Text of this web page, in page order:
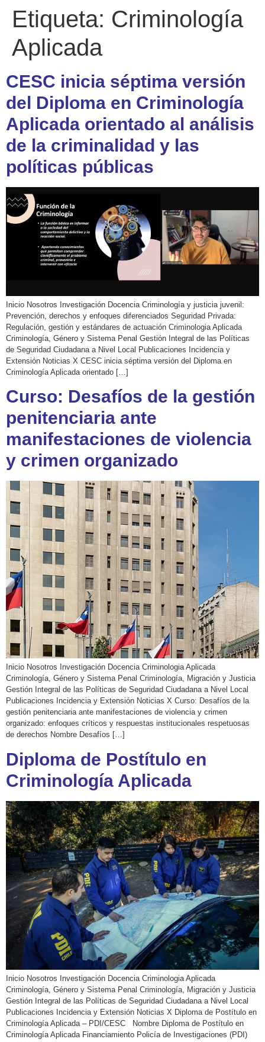
Etiqueta: Criminología
Aplicada
CESC inicia séptima versión
del Diploma en Criminología
Aplicada orientado al análisis
de la criminalidad y las
políticas públicas
Inicio Nosotros Investigación Docencia Criminología y justicia juvenil:
Prevención, derechos y enfoques diferenciados Seguridad Privada:
Regulación, gestión y estándares de actuación Criminologia Aplicada
Criminología, Género y Sistema Penal Gestión Integral de las Políticas
de Seguridad Ciudadana a Nivel Local Publicaciones Incidencia y
Extensión Noticias X CESC inicia séptima versión del Diploma en
Criminología Aplicada orientado […]
Curso: Desafíos de la gestión
penitenciaria ante
manifestaciones de violencia
y crimen organizado
Inicio Nosotros Investigación Docencia Criminologia Aplicada
Criminología, Género y Sistema Penal Criminología, Migración y Justicia
Gestión Integral de las Políticas de Seguridad Ciudadana a Nivel Local
Publicaciones Incidencia y Extensión Noticias X Curso: Desafíos de la
gestión penitenciaria ante manifestaciones de violencia y crimen
organizado: enfoques críticos y respuestas institucionales respetuosas
de derechos Nombre Desafíos […]
Diploma de Postítulo en
Criminología Aplicada
Inicio Nosotros Investigación Docencia Criminologia Aplicada
Criminología, Género y Sistema Penal Criminología, Migración y Justicia
Gestión Integral de las Políticas de Seguridad Ciudadana a Nivel Local
Publicaciones Incidencia y Extensión Noticias X Diploma de Postítulo en
Criminología Aplicada – PDI/CESC Nombre Diploma de Postítulo en
Criminología Aplicada Financiamiento Policía de Investigaciones (PDI)